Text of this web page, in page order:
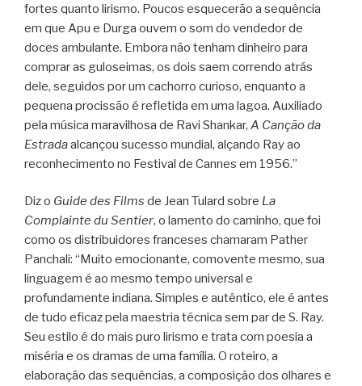
fortes quanto lirismo. Poucos esquecerão a sequência
em que Apu e Durga ouvem o som do vendedor de
doces ambulante. Embora não tenham dinheiro para
comprar as guloseimas, os dois saem correndo atrás
dele, seguidos por um cachorro curioso, enquanto a
pequena procissão é refletida em uma lagoa. Auxiliado
pela música maravilhosa de Ravi Shankar, A Canção da
Estradaalcançou sucesso mundial, alçando Ray ao
reconhecimento no Festival de Cannes em 1956.”
Diz o Guide des Films de Jean Tulard sobre La
Complainte du Sentier, o lamento do caminho, que foi
como os distribuidores franceses chamaram Pather
Panchali: “Muito emocionante, comovente mesmo, sua
linguagem é ao mesmo tempo universal e
profundamente indiana. Simples e autêntico, ele é antes
de tudo eficaz pela maestria técnica sem par de S. Ray.
Seu estilo é do mais puro lirismo e trata com poesia a
miséria e os dramas de uma família. O roteiro, a
elaboração das sequências, a composição dos olhares e